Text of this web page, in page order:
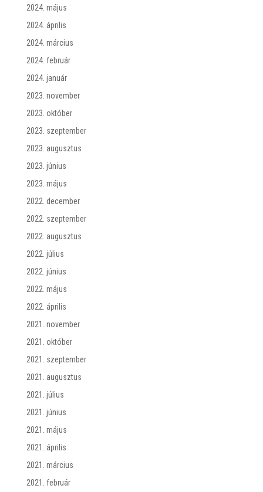
2024. május
2024. április
2024. március
2024. február
2024. január
2023. november
2023. október
2023. szeptember
2023. augusztus
2023. június
2023. május
2022. december
2022. szeptember
2022. augusztus
2022. július
2022. június
2022. május
2022. április
2021. november
2021. október
2021. szeptember
2021. augusztus
2021. július
2021. június
2021. május
2021. április
2021. március
2021. február